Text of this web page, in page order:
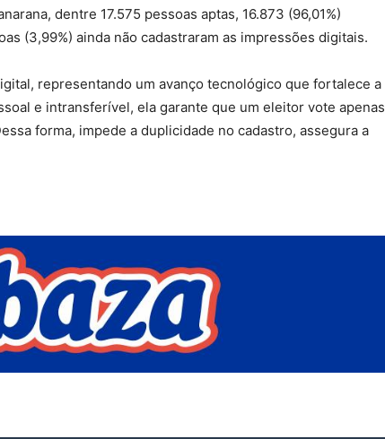
dentre 17.575 pessoas aptas, 16.873 (96,01%)
(3,99%) ainda não cadastraram as impressões digitais.
representando um avanço tecnológico que fortalece a
e intransferível, ela garante que um eleitor vote apenas
forma, impede a duplicidade no cadastro, assegura a